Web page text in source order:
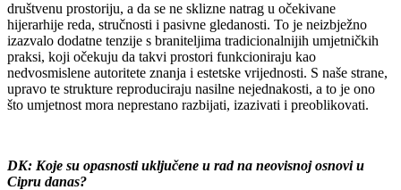
društvenu prostoriju, a da se ne sklizne natrag u očekivane
hijerarhije reda, stručnosti i pasivne gledanosti. To je neizbježno
izazvalo dodatne tenzije s braniteljima tradicionalnijih umjetničkih
praksi, koji očekuju da takvi prostori funkcioniraju kao
nedvosmislene autoritete znanja i estetske vrijednosti. S naše strane,
upravo te strukture reproduciraju nasilne nejednakosti, a to je ono
što umjetnost mora neprestano razbijati, izazivati i preoblikovati.
DK: Koje su opasnosti uključene u rad na neovisnoj osnovi u
Cipru danas?